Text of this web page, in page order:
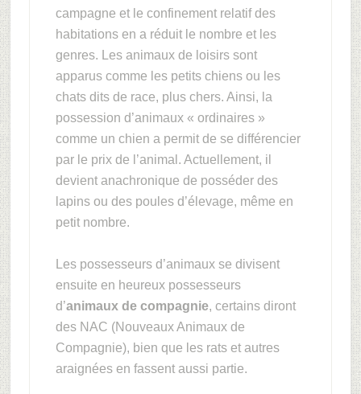
campagne et le confinement relatif des
habitations en a réduit le nombre et les
genres. Les animaux de loisirs sont
apparus comme les petits chiens ou les
chats dits de race, plus chers. Ainsi, la
possession d’animaux « ordinaires »
comme un chien a permit de se différencier
par le prix de l’animal. Actuellement, il
devient anachronique de posséder des
lapins ou des poules d’élevage, même en
petit nombre.
Les possesseurs d’animaux se divisent
ensuite en heureux possesseurs
d’animaux de compagnie, certains diront
des NAC (Nouveaux Animaux de
Compagnie), bien que les rats et autres
araignées en fassent aussi partie.